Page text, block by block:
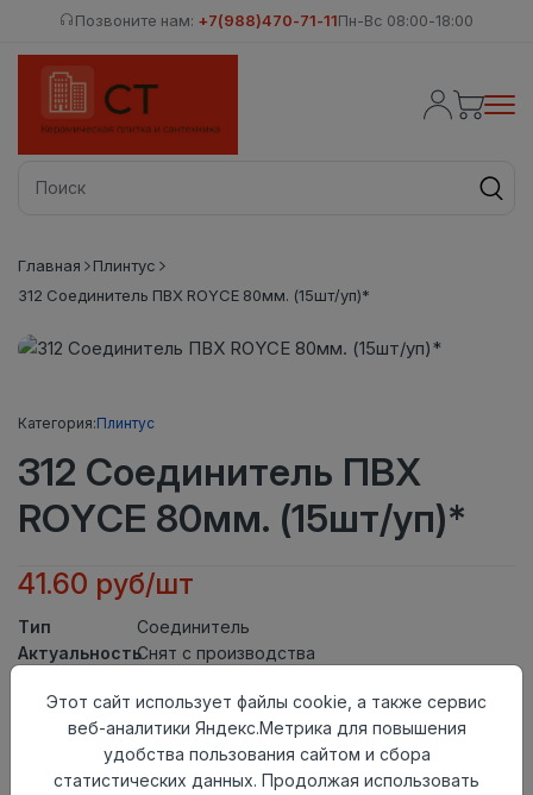
Позвоните нам: +7(988)470-71-11Пн-Вс 08:00-18:00
Главная
Плинтус
312 Соединитель ПВХ ROYCE 80мм. (15шт/уп)*
Категория:Плинтус
312 Соединитель ПВХ
ROYCE 80мм. (15шт/уп)*
41.60 руб/шт
Тип
Соединитель
АктуальностьСнят с производства
Осталось126 шт
Добавить в корзину
Этот сайт использует файлы cookie, а также сервис
веб-аналитики Яндекс.Метрика для повышения
удобства пользования сайтом и сбора
статистических данных. Продолжая использовать